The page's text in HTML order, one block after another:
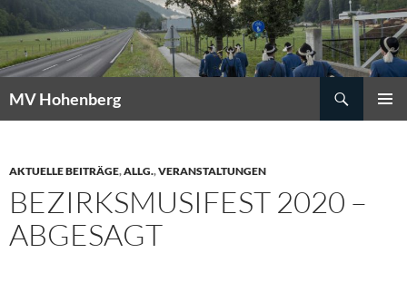
MV Hohenberg
AKTUELLE BEITRÄGE,ALLG.,VERANSTALTUNGEN
BEZIRKSMUSIFEST 2020 –
ABGESAGT